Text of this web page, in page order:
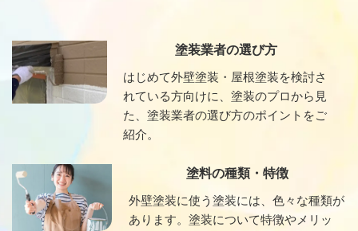
塗装業者の選び方
はじめて外壁塗装・屋根塗装を検討さ
れている方向けに、塗装のプロから見
た、塗装業者の選び方のポイントをご
紹介。
塗料の種類・特徴
外壁塗装に使う塗装には、色々な種類が
あります。塗装について特徴やメリッ